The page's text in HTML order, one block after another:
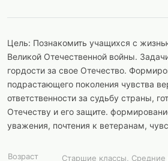
Цель: Познакомить учащихся с
Великой Отечественной войны.
гордости за свое Отечество.
подрастающего поколения чувства
ответственности за судьбу страны,
Отечеству и его защите.
уважения, почтения к ветеранам,
Возраст
Старшие классы, Средние